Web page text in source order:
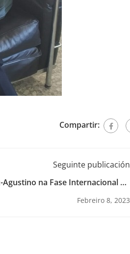
Compartir:
Seguinte publicación
na Fase Internacional do
Febreiro 8, 2023